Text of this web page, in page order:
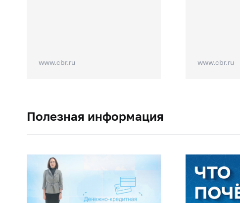
www.cbr.ru www.cbr.ru
Полезная информация